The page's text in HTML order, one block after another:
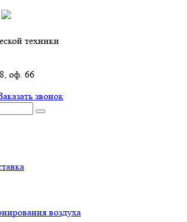
техники
оф. 66
звонок
воздуха